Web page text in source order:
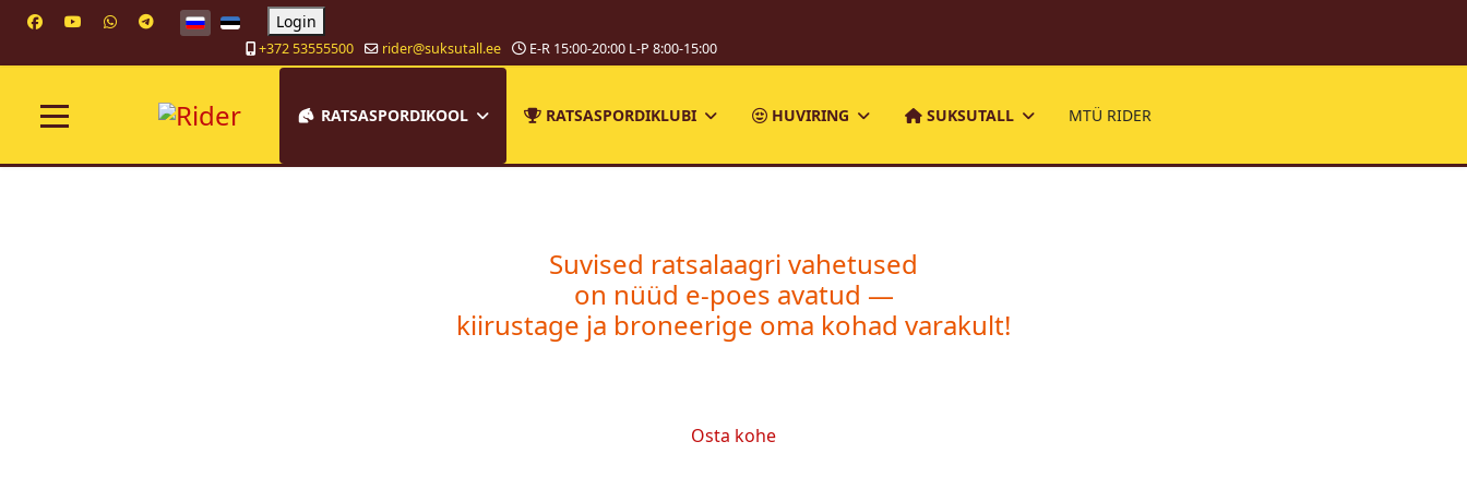
Выберите языкLogin
+372 53555500 rider@suksutall.ee E-R 15:00-20:00 L-P 8:00-15:00
RATSASPORDIKOOL RATSASPORDIKLUBI HUVIRING SUKSUTALL MTÜ RIDER
Suvised ratsalaagri vahetused
on nüüd e-poes avatud —
kiirustage ja broneerige oma kohad varakult!
Osta kohe